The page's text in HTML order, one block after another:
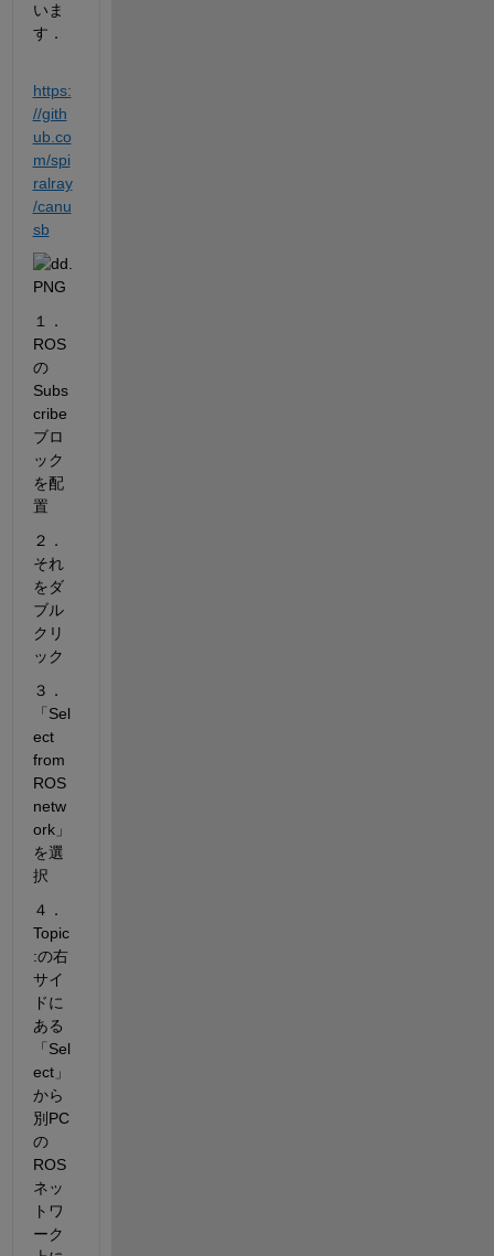
いま
す．
https:
//gith
ub.co
m/spi
ralray
/canu
sb
１．
ROS
の
Subs
cribe
ブロ
ック
を配
置
２．
それ
をダ
ブル
クリ
ック
３．
「Sel
ect
from
ROS
netw
ork」
を選
択
４．
Topic
:の右
サイ
ドに
ある
「Sel
ect」
から
別PC
の
ROS
ネッ
トワ
ーク